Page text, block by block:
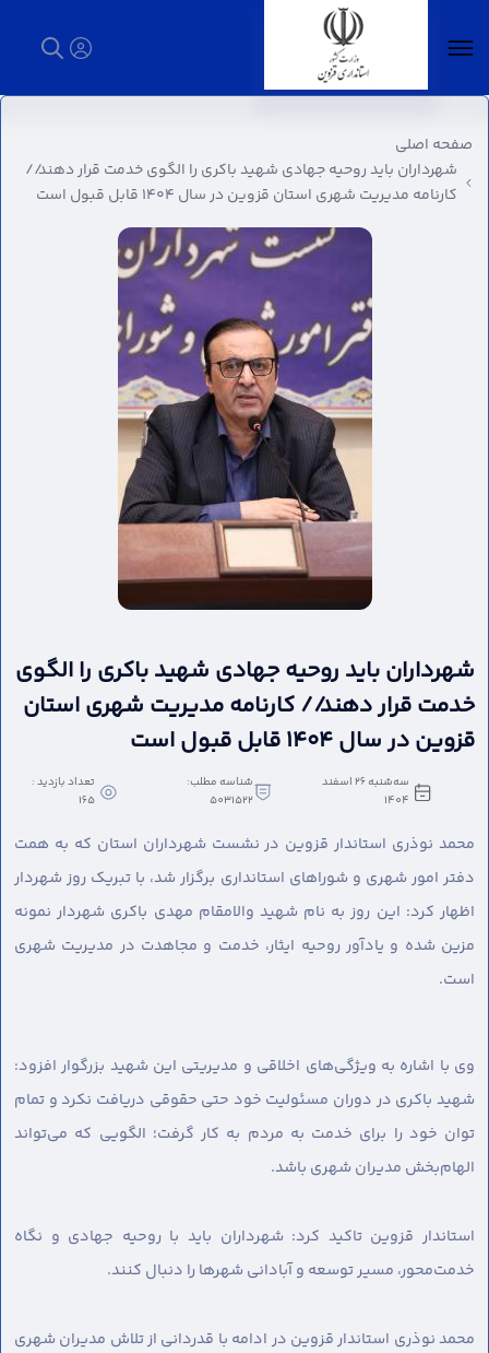
شهرداران باید روحیه جهادی شهید باکری را الگوی
خدمت قرار دهند// کارنامه مدیریت شهری استان
قزوین در سال ۱۴۰۴ قابل قبول است - استانداری
قزوین
صفحه اصلی
شهرداران باید روحیه جهادی شهید باکری را الگوی خدمت قرار دهند//
کارنامه مدیریت شهری استان قزوین در سال ۱۴۰۴ قابل قبول است
شهرداران باید روحیه جهادی شهید باکری را الگوی
خدمت قرار دهند// کارنامه مدیریت شهری استان
قزوین در سال ۱۴۰۴ قابل قبول است
سه‌شنبه 26 اسفند
1404
شناسه مطلب:
5031522
تعداد بازدید :
165
محمد نوذری استاندار قزوین در نشست شهرداران استان که به همت
دفتر امور شهری و شوراهای استانداری برگزار شد، با تبریک روز شهردار
اظهار کرد: این روز به نام شهید والامقام مهدی باکری شهردار نمونه
مزین شده و یادآور روحیه ایثار، خدمت و مجاهدت در مدیریت شهری
است.
وی با اشاره به ویژگی‌های اخلاقی و مدیریتی این شهید بزرگوار افزود:
شهید باکری در دوران مسئولیت خود حتی حقوقی دریافت نکرد و تمام
توان خود را برای خدمت به مردم به کار گرفت؛ الگویی که می‌تواند
الهام‌بخش مدیران شهری باشد.
استاندار قزوین تاکید کرد: شهرداران باید با روحیه جهادی و نگاه
خدمت‌محور، مسیر توسعه و آبادانی شهرها را دنبال کنند.
محمد نوذری استاندار قزوین در ادامه با قدردانی از تلاش مدیران شهری